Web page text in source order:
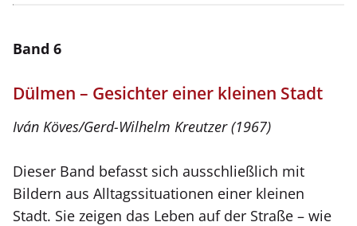
Band 6
Dülmen – Gesichter einer kleinen Stadt
Iván Köves/Gerd-Wilhelm Kreutzer (1967)
Dieser Band befasst sich ausschließlich mit
Bildern aus Alltagssituationen einer kleinen
Stadt. Sie zeigen das Leben auf der Straße – wie